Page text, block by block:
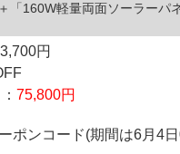
「160W軽量両面ソーラーパ
円
： 75,800円
ポンコード(期間は6月4